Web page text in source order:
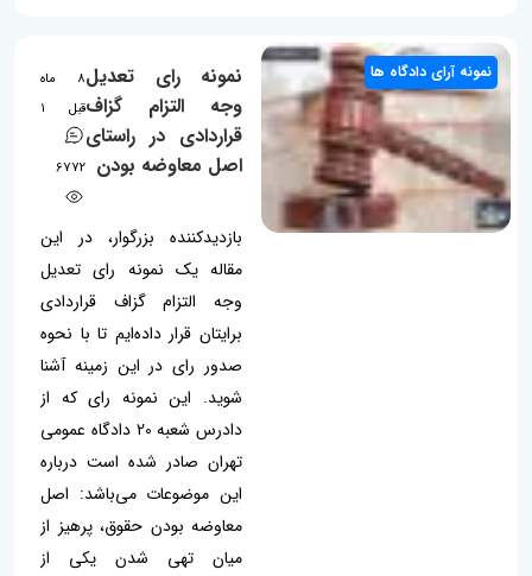
نمونه آرای دادگاه ها
نمونه رای تعدیل
وجه التزام گزاف
قراردادی در راستای
اصل معاوضه بودن
8 ماه
قبل
1
6772
بازدیدکننده بزرگوار، در این
مقاله یک نمونه رای تعدیل
وجه التزام گزاف قراردادی
برایتان قرار داده‌ایم تا با نحوه
صدور رای در این زمینه آشنا
شوید. این نمونه رای که از
دادرس شعبه 20 دادگاه عمومی
تهران صادر شده است درباره
این موضوعات می‌باشد: اصل
معاوضه بودن حقوق، پرهیز از
میان تهی شدن یکی از